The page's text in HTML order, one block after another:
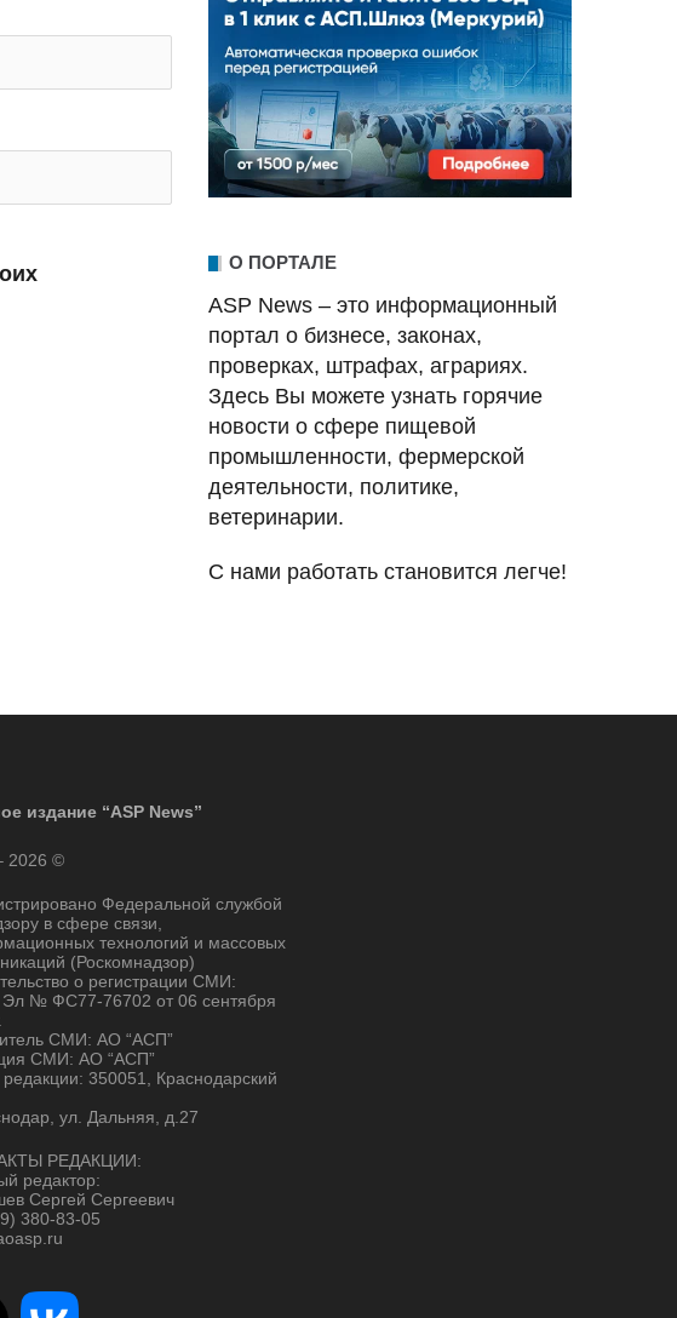
О ПОРТАЛЕ
ASP News – это информационный
портал о бизнесе, законах,
проверках, штрафах, аграриях.
Здесь Вы можете узнать горячие
новости о сфере пищевой
промышленности, фермерской
деятельности, политике,
ветеринарии.
С нами работать становится легче!
издание “ASP News”
2026 ©
Федеральной службой
в сфере связи,
технологий и массовых
(Роскомнадзор)
о регистрации СМИ:
Эл № ФС77-76702 от 06 сентября
СМИ: АО “АСП”
СМИ: АО “АСП”
350051, Краснодарский
ул. Дальняя, д.27
РЕДАКЦИИ:
редактор:
Сергей Сергеевич
380-83-05